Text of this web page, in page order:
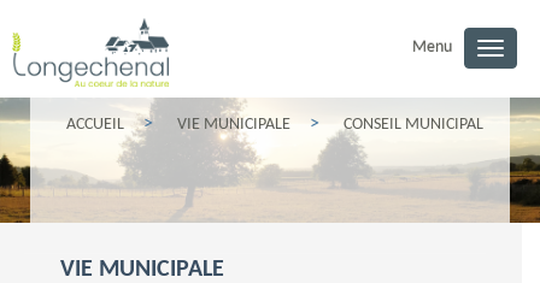
Menu
ACCUEIL VIE MUNICIPALE CONSEIL MUNICIPAL
VIE MUNICIPALE